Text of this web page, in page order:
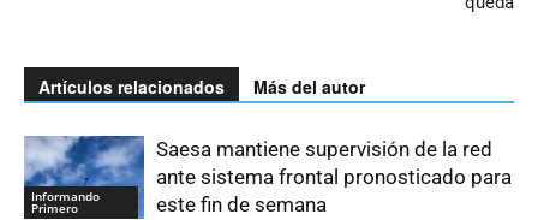
Artículos relacionados Más del autor
Informando
Primero
Saesa mantiene supervisión de la red
ante sistema frontal pronosticado para
este fin de semana